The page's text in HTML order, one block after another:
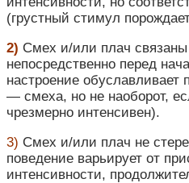
(грустный стимул
2) Смех и/или плач
непосредственно перед
настроение обуславливает
— смеха, но не наоборот,
чрезмерно интенсивен).
3) Смех и/или плач не
поведение варьирует от
интенсивности,